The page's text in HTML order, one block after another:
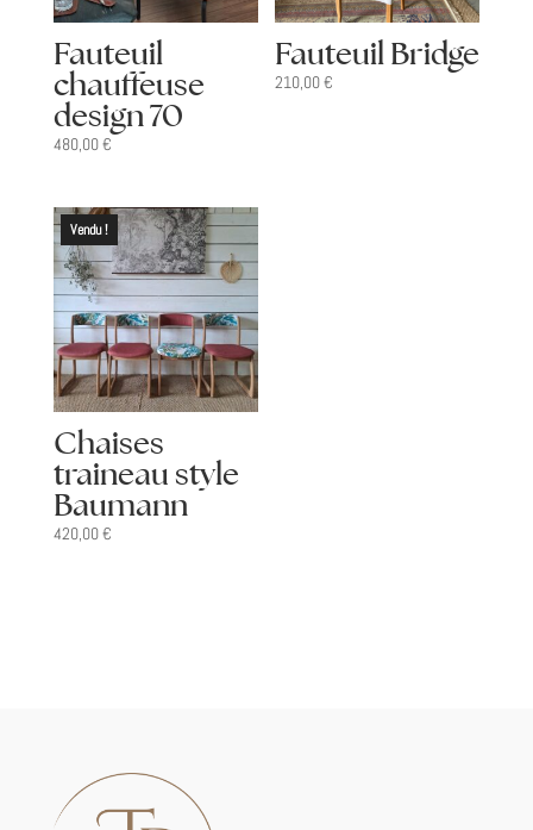
Fauteuil
chauffeuse
design 70
480,00€
Fauteuil Bridge
210,00€
Vendu !
Chaises
traineau style
Baumann
420,00€